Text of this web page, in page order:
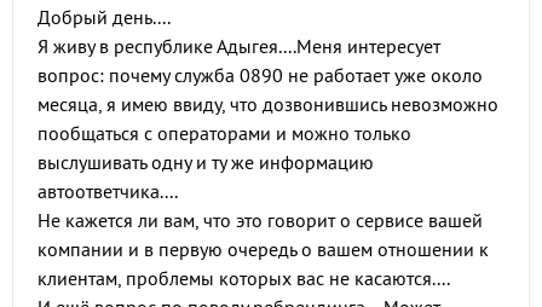
Добрый день....
Я живу в республике Адыгея....Меня интересует
вопрос: почему служба 0890 не работает уже около
месяца, я имею ввиду, что дозвонившись невозможно
пообщаться с операторами и можно только
выслушивать одну и ту же информацию
автоответчика....
Не кажется ли вам, что это говорит о сервисе вашей
компании и в первую очередь о вашем отношении к
клиентам, проблемы которых вас не касаются....